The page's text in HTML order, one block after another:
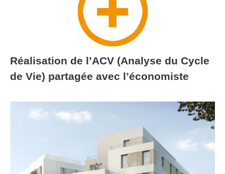
Réalisation de l’ACV (Analyse du Cycle
de Vie) partagée avec l’économiste